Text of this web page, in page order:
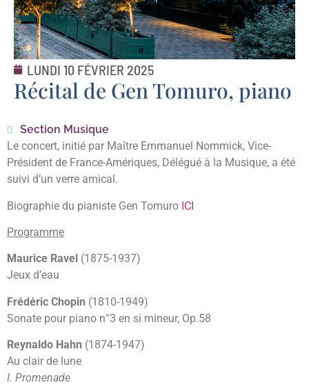
LUNDI 10 FÉVRIER 2025
Récital de Gen Tomuro, piano
Section Musique
Le concert, initié par Maître Emmanuel Nommick, Vice-
Président de France-Amériques, Délégué à la Musique, a été
suivi d’un verre amical.
Biographie du pianiste Gen Tomuro ICI
Programme
Maurice Ravel (1875-1937)
Jeux d’eau
Frédéric Chopin (1810-1949)
Sonate pour piano n°3 en si mineur, Op.58
Reynaldo Hahn (1874-1947)
Au clair de lune
I. Promenade